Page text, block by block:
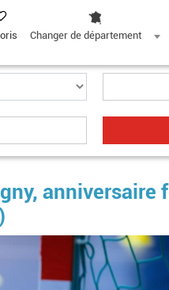
Changer de département
anniversaire